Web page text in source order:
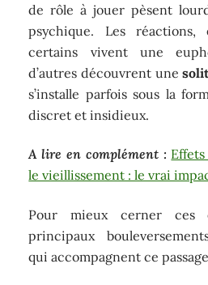
de rôle à jouer pèsent
psychique. Les
certains vivent une
d’autres découvrent une
s’installe parfois sous la
discret et insidieux.
A lire en complément :
le vieillissement : le vrai
Pour mieux cerner ces
principaux
qui accompagnent ce